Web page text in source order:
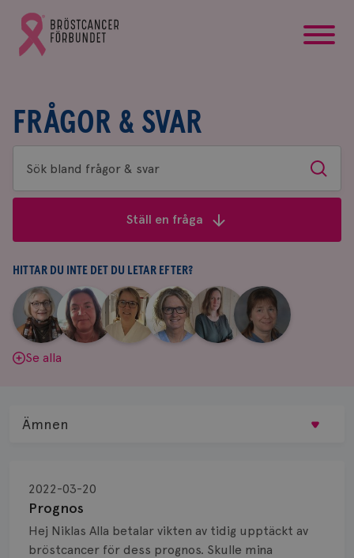
Gå
till
Bröstcancerförbundets
FRÅGOR & SVAR
Sök
bland
&
svar
Sök
Ställ en fråga
HITTAR DU INTE DET DU LETAR EFTER?
Aina
Johnsson
|
Anne
Andersson
Fredrika
Killander
|
Jeanette
Bäcklund
|
Maria
Edegran
|
Yvette
Andersson
Se alla
Prognos
2022-03-20
Hej Niklas Alla betalar vikten av tidig upptäckt av
bröstcancer för dess prognos. Skulle mina
Ämnen
Biopsi
Biverkningar